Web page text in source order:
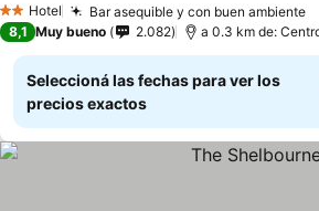
2 Estrellas
Hotel Bar asequible y con buen ambiente
8,1 Muy bueno 2.082
Seleccioná las fechas para ver los
precios exactos